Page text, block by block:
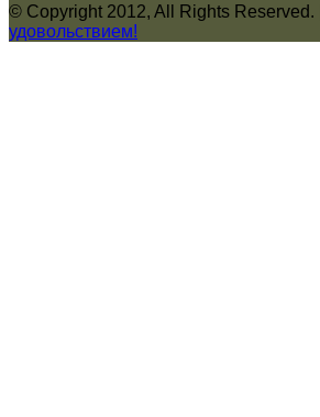
© Copyright 2012, All Rights Reserved. |
удовольствием!